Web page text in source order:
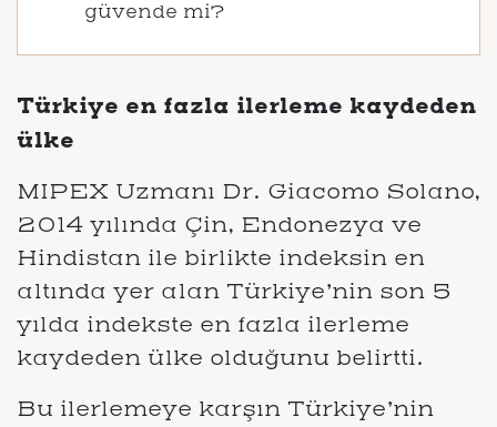
güvende mi?
Türkiye en fazla ilerleme kaydeden
ülke
MIPEX Uzmanı Dr. Giacomo Solano,
2014 yılında Çin, Endonezya ve
Hindistan ile birlikte indeksin en
altında yer alan Türkiye’nin son 5
yılda indekste en fazla ilerleme
kaydeden ülke olduğunu belirtti.
Bu ilerlemeye karşın Türkiye’nin